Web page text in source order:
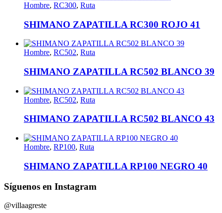
Hombre, RC300, Ruta
SHIMANO ZAPATILLA RC300 ROJO 41
Hombre, RC502, Ruta
SHIMANO ZAPATILLA RC502 BLANCO 39
Hombre, RC502, Ruta
SHIMANO ZAPATILLA RC502 BLANCO 43
Hombre, RP100, Ruta
SHIMANO ZAPATILLA RP100 NEGRO 40
Síguenos en Instagram
@villaagreste